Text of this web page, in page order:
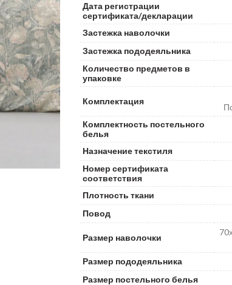
Дата регистрации
сертификата/декларации
Застежка наволочки
Застежка пододеяльника
Количество предметов в
упаковке
Комплектация
Комплектность постельного
белья
Назначение текстиля
Номер сертификата
соответствия
Плотность ткани
Повод
Размер наволочки
Размер пододеяльника
Размер постельного белья